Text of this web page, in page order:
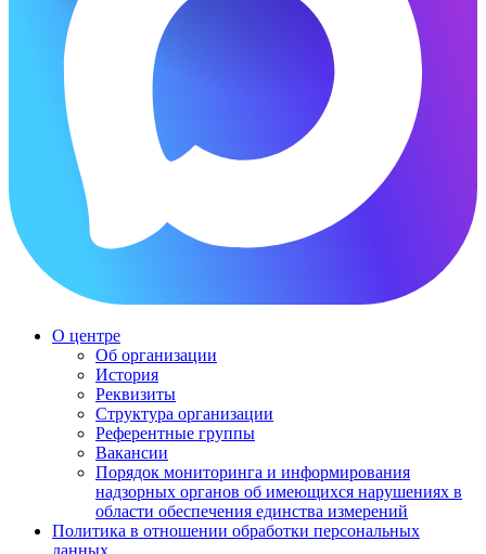
О центре
Об организации
История
Реквизиты
Структура организации
Референтные группы
Вакансии
Порядок мониторинга и информирования
надзорных органов об имеющихся нарушениях в
области обеспечения единства измерений
Политика в отношении обработки персональных
данных